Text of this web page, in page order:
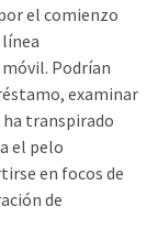
el comienzo
Podrían
examinar
transpirado
el pelo
en focos de
de